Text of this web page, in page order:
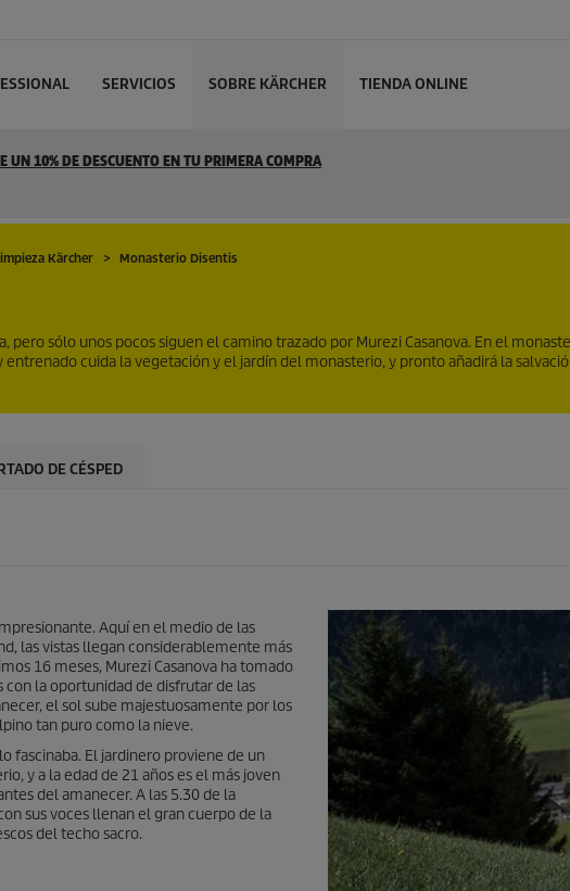
SERVICIOS SOBRE KÄRCHER TIENDA ONLINE
UN 10% DE DESCUENTO EN TU PRIMERA COMPRA
Kärcher Monasterio Disentis
pero sólo unos pocos siguen el camino trazado por Murezi Casanova. En el
cuida la vegetación y el jardín del monasterio, y pronto añadirá la
DE CÉSPED
Aquí en el medio de las
las vistas llegan considerablemente más
16 meses, Murezi Casanova ha tomado
la oportunidad de disfrutar de las
el sol sube majestuosamente por los
tan puro como la nieve.
fascinaba. El jardinero proviene de un
y a la edad de 21 años es el más joven
del amanecer. A las 5.30 de la
sus voces llenan el gran cuerpo de la
del techo sacro.